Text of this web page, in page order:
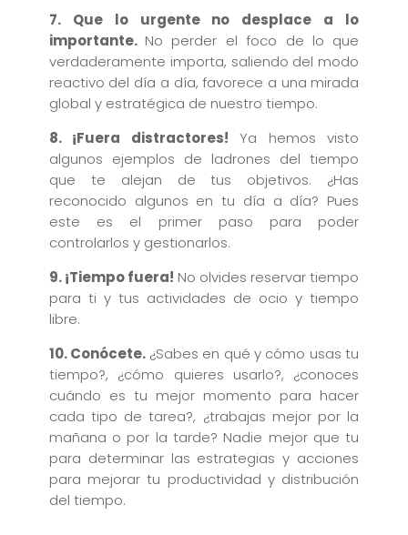
7. Que lo urgente no desplace a lo
importante. No perder el foco de lo que
verdaderamente importa, saliendo del modo
reactivo del día a día, favorece a una mirada
global y estratégica de nuestro tiempo.
8. ¡Fuera distractores! Ya hemos visto
algunos ejemplos de ladrones del tiempo
que te alejan de tus objetivos. ¿Has
reconocido algunos en tu día a día? Pues
este es el primer paso para poder
controlarlos y gestionarlos.
9. ¡Tiempo fuera! No olvides reservar tiempo
para ti y tus actividades de ocio y tiempo
libre.
10. Conócete. ¿Sabes en qué y cómo usas tu
tiempo?, ¿cómo quieres usarlo?, ¿conoces
cuándo es tu mejor momento para hacer
cada tipo de tarea?, ¿trabajas mejor por la
mañana o por la tarde? Nadie mejor que tu
para determinar las estrategias y acciones
para mejorar tu productividad y distribución
del tiempo.